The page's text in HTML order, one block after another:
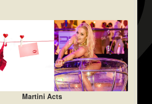
Martini Acts